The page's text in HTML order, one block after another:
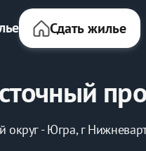
Сдать жилье
- Югра, г